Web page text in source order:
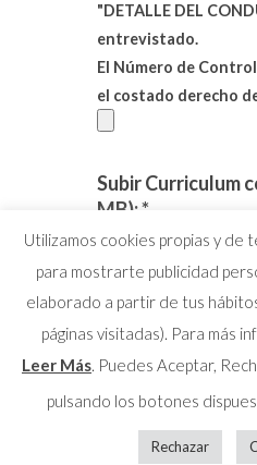
"DETALLE DEL
entrevistado.
El Número de
el costado derecho
Subir Curriculum
MB): *
© 2026
Utilizamos cookies propias y de
para mostrarte publicidad
elaborado a partir de tus
páginas visitadas). Para más
Leer Más. Puedes Aceptar,
pulsando los botones
Rechazar